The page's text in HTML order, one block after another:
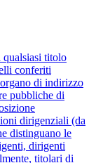
titolo
conferiti
di indirizzo
pubbliche di
dirigenziali (da
distinguano le
dirigenti
titolari di